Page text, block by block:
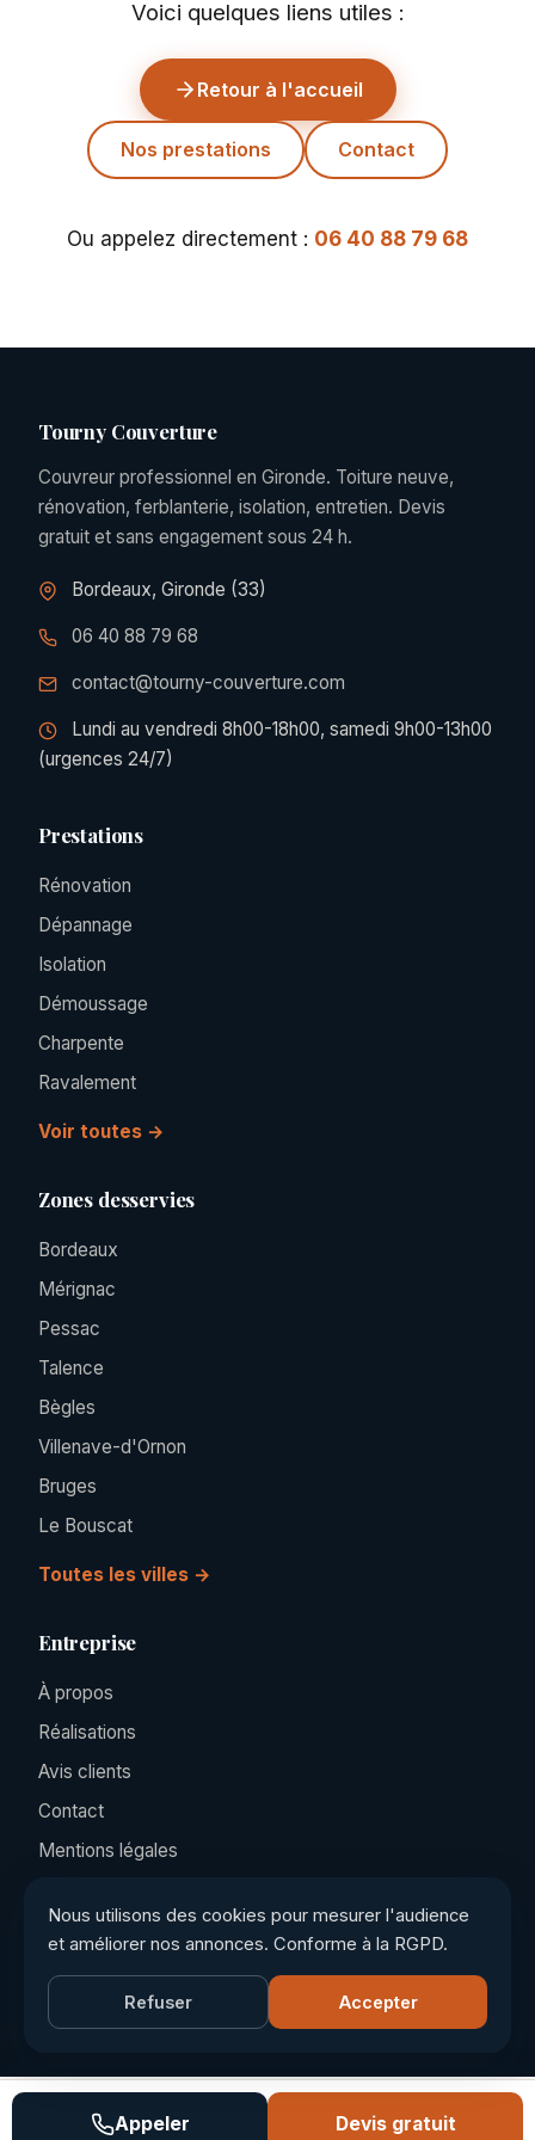
Voici quelques liens utiles :
Retour à l'accueil
Nos prestations Contact
Ou appelez directement : 06 40 88 79 68
Tourny Couverture
Couvreur professionnel en Gironde. Toiture neuve,
rénovation, ferblanterie, isolation, entretien. Devis
gratuit et sans engagement sous 24 h.
Bordeaux, Gironde (33)
06 40 88 79 68
contact@tourny-couverture.com
Lundi au vendredi 8h00-18h00, samedi 9h00-13h00
(urgences 24/7)
Prestations
Rénovation
Dépannage
Isolation
Démoussage
Charpente
Ravalement
Voir toutes →
Zones desservies
Bordeaux
Mérignac
Pessac
Talence
Bègles
Villenave-d'Ornon
Bruges
Le Bouscat
Toutes les villes →
Entreprise
À propos
Réalisations
Avis clients
Contact
Mentions légales
Tourny Couverture, Tous droits réservés ·
tuturfu.com
Appeler Devis gratuit
Nous utilisons des cookies pour mesurer l'audience
et améliorer nos annonces. Conforme à la RGPD.
Refuser Accepter